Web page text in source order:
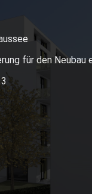
für den